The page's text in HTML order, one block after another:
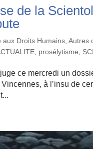
de la
aux Droits Humains ,Autres
prosélytisme
ce mercredi un
à l’insu de